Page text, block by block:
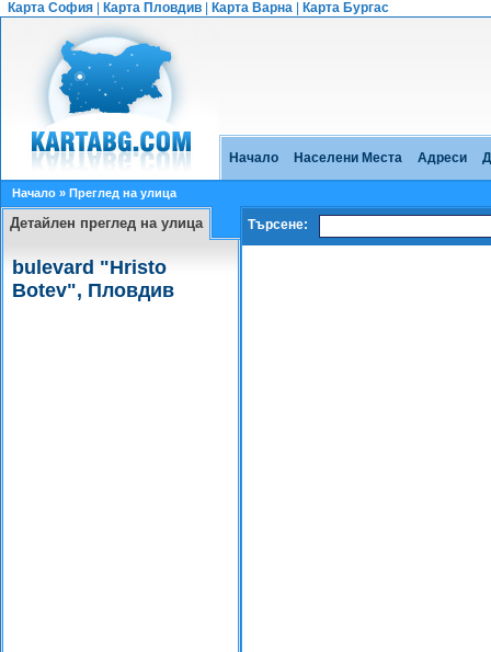
Карта София Карта Пловдив Карта Варна Карта Бургас
Начало Населени Места Адреси
Начало » Преглед на улица
Детайлен преглед на улица
bulevard "Hristo
Botev", Пловдив
Търсене: